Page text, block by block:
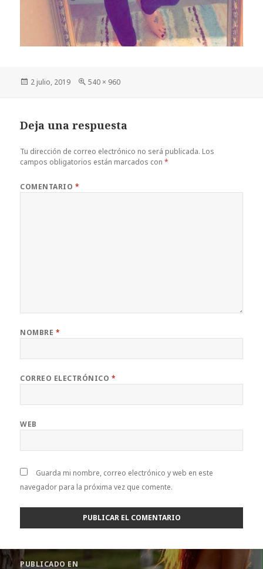
Publicado
2 julio, 2019
Tamaño
540 × 960
Deja una respuesta
Tu dirección de correo electrónico no será publicada. Los
campos obligatorios están marcados con*
COMENTARIO *
NOMBRE *
CORREO ELECTRÓNICO *
WEB
Guarda mi nombre, correo electrónico y web en este
navegador para la próxima vez que comente.
Navegación
PUBLICADO EN